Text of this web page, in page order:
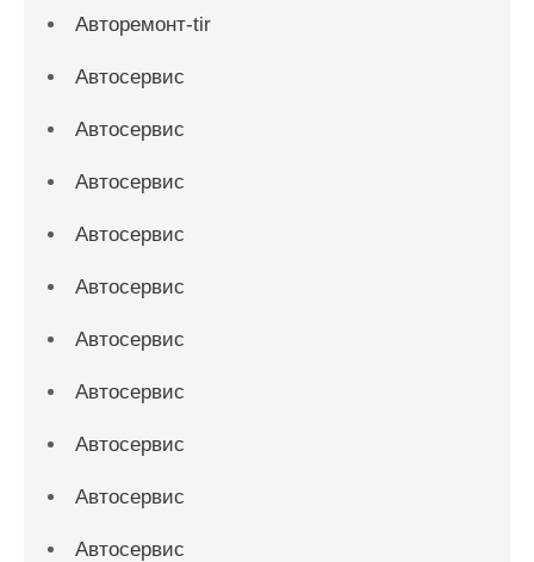
Авторемонт-tir
Автосервис
Автосервис
Автосервис
Автосервис
Автосервис
Автосервис
Автосервис
Автосервис
Автосервис
Автосервис